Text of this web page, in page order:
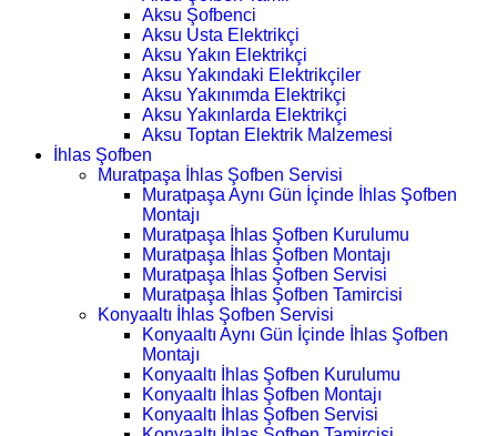
Aksu Şofbenci
Aksu Usta Elektrikçi
Aksu Yakın Elektrikçi
Aksu Yakındaki Elektrikçiler
Aksu Yakınımda Elektrikçi
Aksu Yakınlarda Elektrikçi
Aksu Toptan Elektrik Malzemesi
İhlas Şofben
Muratpaşa İhlas Şofben Servisi
Muratpaşa Aynı Gün İçinde İhlas Şofben
Montajı
Muratpaşa İhlas Şofben Kurulumu
Muratpaşa İhlas Şofben Montajı
Muratpaşa İhlas Şofben Servisi
Muratpaşa İhlas Şofben Tamircisi
Konyaaltı İhlas Şofben Servisi
Konyaaltı Aynı Gün İçinde İhlas Şofben
Montajı
Konyaaltı İhlas Şofben Kurulumu
Konyaaltı İhlas Şofben Montajı
Konyaaltı İhlas Şofben Servisi